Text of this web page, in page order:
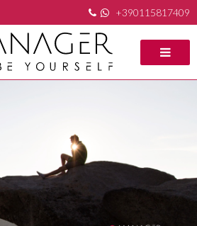
+390115817409